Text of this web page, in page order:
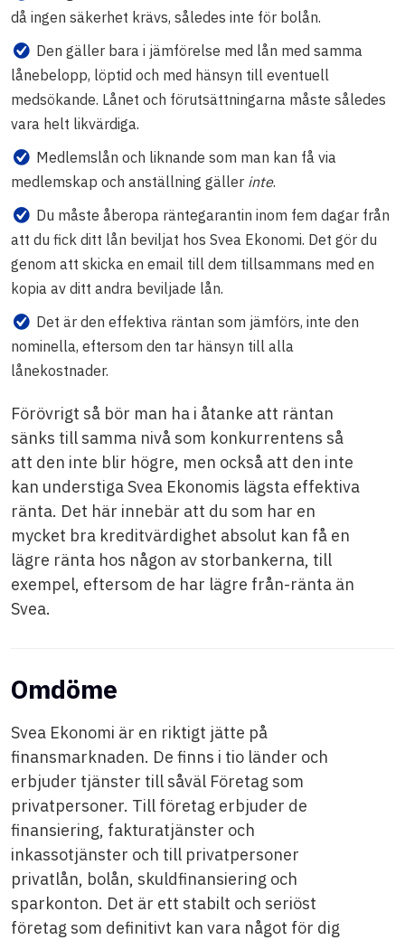
då ingen säkerhet krävs, således inte för bolån.
Den gäller bara i jämförelse med lån med samma
lånebelopp, löptid och med hänsyn till eventuell
medsökande. Lånet och förutsättningarna måste således
vara helt likvärdiga.
Medlemslån och liknande som man kan få via
medlemskap och anställning gäller inte.
Du måste åberopa räntegarantin inom fem dagar från
att du fick ditt lån beviljat hos Svea Ekonomi. Det gör du
genom att skicka en email till dem tillsammans med en
kopia av ditt andra beviljade lån.
Det är den effektiva räntan som jämförs, inte den
nominella, eftersom den tar hänsyn till alla
lånekostnader.
Förövrigt så bör man ha i åtanke att räntan
sänks till samma nivå som konkurrentens så
att den inte blir högre, men också att den inte
kan understiga Svea Ekonomis lägsta effektiva
ränta. Det här innebär att du som har en
mycket bra kreditvärdighet absolut kan få en
lägre ränta hos någon av storbankerna, till
exempel, eftersom de har lägre från-ränta än
Svea.
Omdöme
Svea Ekonomi är en riktigt jätte på
finansmarknaden. De finns i tio länder och
erbjuder tjänster till såväl Företag som
privatpersoner. Till företag erbjuder de
finansiering, fakturatjänster och
inkassotjänster och till privatpersoner
privatlån, bolån, skuldfinansiering och
sparkonton. Det är ett stabilt och seriöst
företag som definitivt kan vara något för dig